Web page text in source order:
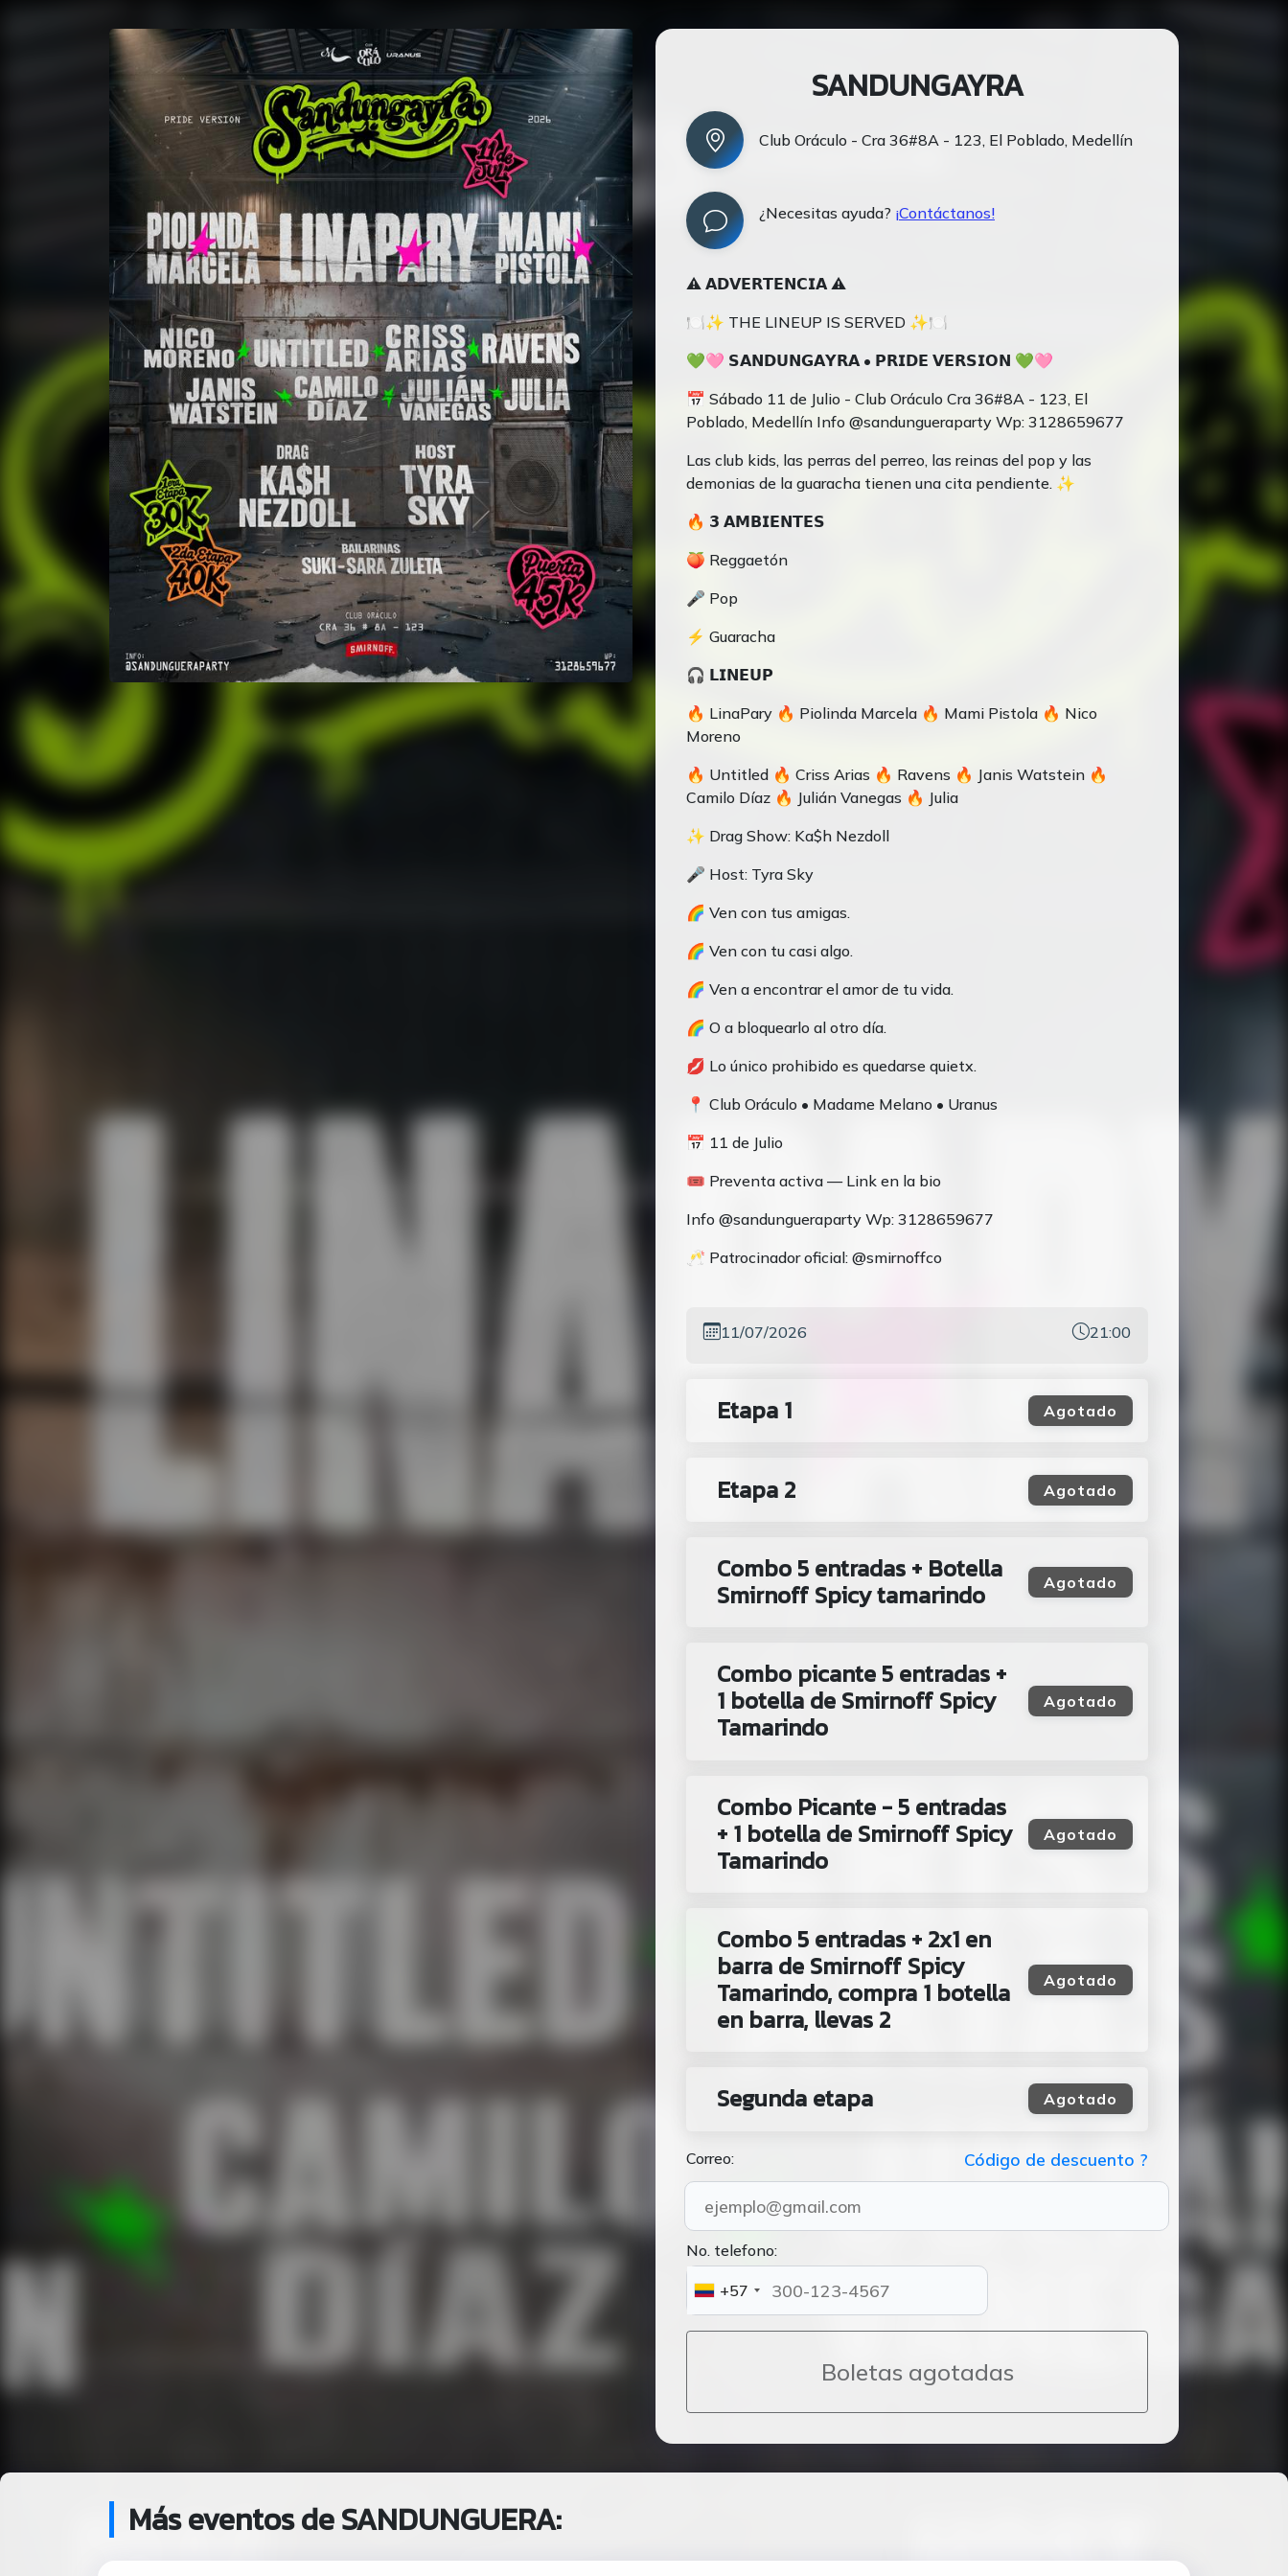
SANDUNGAYRA
Club Oráculo - Cra 36#8A - 123, El Poblado, Medellín
¿Necesitas ayuda? ¡Contáctanos!
⚠️ 𝗔𝗗𝗩𝗘𝗥𝗧𝗘𝗡𝗖𝗜𝗔 ⚠️
🍽️✨ THE LINEUP IS SERVED ✨🍽️
💚🩷 𝗦𝗔𝗡𝗗𝗨𝗡𝗚𝗔𝗬𝗥𝗔 • 𝗣𝗥𝗜𝗗𝗘 𝗩𝗘𝗥𝗦𝗜𝗢𝗡 💚🩷
📅 Sábado 11 de Julio - Club Oráculo Cra 36#8A - 123, El
Poblado, Medellín Info @sandungueraparty Wp: 3128659677
Las club kids, las perras del perreo, las reinas del pop y las
demonias de la guaracha tienen una cita pendiente. ✨
🔥 𝟯 𝗔𝗠𝗕𝗜𝗘𝗡𝗧𝗘𝗦
🍑 Reggaetón
🎤 Pop
⚡ Guaracha
🎧 𝗟𝗜𝗡𝗘𝗨𝗣
🔥 LinaPary 🔥 Piolinda Marcela 🔥 Mami Pistola 🔥 Nico
Moreno
🔥 Untitled 🔥 Criss Arias 🔥 Ravens 🔥 Janis Watstein 🔥
Camilo Díaz 🔥 Julián Vanegas 🔥 Julia
✨ Drag Show: Ka$h Nezdoll
🎤 Host: Tyra Sky
🌈 Ven con tus amigas.
🌈 Ven con tu casi algo.
🌈 Ven a encontrar el amor de tu vida.
🌈 O a bloquearlo al otro día.
💋 Lo único prohibido es quedarse quietx.
📍 Club Oráculo • Madame Melano • Uranus
📅 11 de Julio
🎟️ Preventa activa — Link en la bio
Info @sandungueraparty Wp: 3128659677
🥂 Patrocinador oficial: @smirnoffco
11/07/2026 21:00
Etapa 1 Agotado
Etapa 2 Agotado
Combo 5 entradas + Botella
Smirnoff Spicy tamarindo
Agotado
Combo picante 5 entradas +
1 botella de Smirnoff Spicy
Tamarindo
Agotado
Combo Picante - 5 entradas
+ 1 botella de Smirnoff Spicy
Tamarindo
Agotado
Combo 5 entradas + 2x1 en
barra de Smirnoff Spicy
Tamarindo, compra 1 botella
en barra, llevas 2
Agotado
Segunda etapa Agotado
Correo: Código de descuento ?
No. telefono:
+57
Boletas agotadas
Más eventos de SANDUNGUERA: